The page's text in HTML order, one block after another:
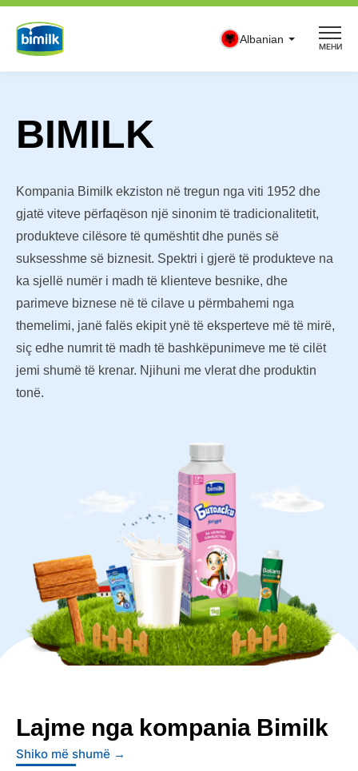
Skip
content
Albanian
МЕНИ
BIMILK
Kompania Bimilk ekziston në tregun nga viti 1952 dhe
gjatë viteve përfaqëson një sinonim të tradicionalitetit,
produkteve cilësore të qumështit dhe punës së
suksesshme së biznesit. Spektri i gjerë të produkteve na
ka sjellë numër i madh të klienteve besnike, dhe
parimeve biznese në të cilave u përmbahemi nga
themelimi, janë falës ekipit ynë të eksperteve më të mirë,
siç edhe numrit të madh të bashkëpunimeve me të cilët
jemi shumë të krenar. Njihuni me vlerat dhe produktin
tonë.
Lajme nga kompania Bimilk
Shiko më shumë →